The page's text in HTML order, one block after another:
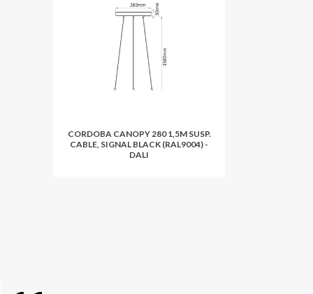
CORDOBA CANOPY 280 1,5M SUSP.
CABLE, SIGNAL BLACK (RAL9004) -
DALI